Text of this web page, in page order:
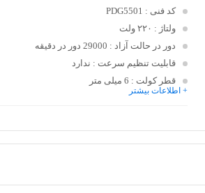
کد فنی : PDG5501
ولتاژ : ۲۲۰ ولت
دور در حالت آزاد : 29000 دور در دقیقه
قابلیت تنظیم سرعت : ندارد
قطر کولت : 6 میلی متر
+ اطلاعات بیشتر